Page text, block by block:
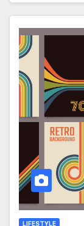
LIFESTYLE